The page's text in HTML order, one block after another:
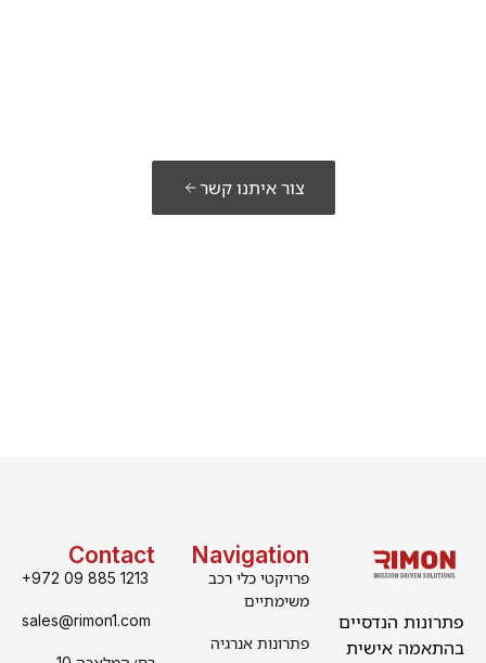
צור איתנו קשר
Contact
+972 09 885 1213
sales@rimon1.com
Navigation
פרויקטי כלי רכב
משימתיים
פתרונות אנרגיה
פתרונות הנדסיים
בהתאמה אישית